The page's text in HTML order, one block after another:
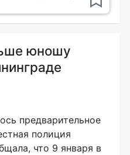
юношу
предварительное
полиция
что 9 января в